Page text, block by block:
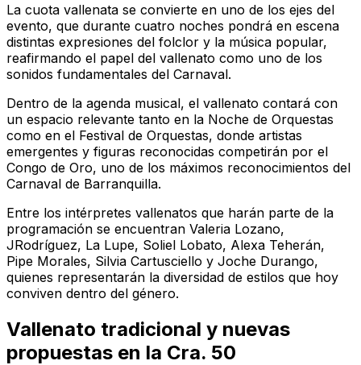
La cuota vallenata se convierte en uno de los ejes del
evento, que durante cuatro noches pondrá en escena
distintas expresiones del folclor y la música popular,
reafirmando el papel del vallenato como uno de los
sonidos fundamentales del Carnaval.
Dentro de la agenda musical, el vallenato contará con
un espacio relevante tanto en la Noche de Orquestas
como en el Festival de Orquestas, donde artistas
emergentes y figuras reconocidas competirán por el
Congo de Oro, uno de los máximos reconocimientos del
Carnaval de Barranquilla.
Entre los intérpretes vallenatos que harán parte de la
programación se encuentran Valeria Lozano,
JRodríguez, La Lupe, Soliel Lobato, Alexa Teherán,
Pipe Morales, Silvia Cartusciello y Joche Durango,
quienes representarán la diversidad de estilos que hoy
conviven dentro del género.
Vallenato tradicional y nuevas
propuestas en la Cra. 50